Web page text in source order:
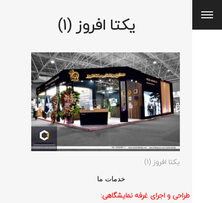
یکتا افروز (1)
یکتا افروز (1)
خدمات ما
طراحی و اجرای غرفه نمایشگاهی: